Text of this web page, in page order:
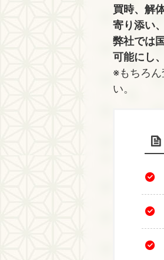
買時、解
寄り添い
弊社では
可能にし
※もちろ
い。